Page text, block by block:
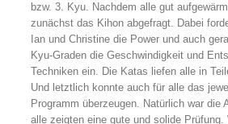
bzw. 3. Kyu. Nachdem alle gut
zunächst das Kihon abgefragt. Dabei
Ian und Christine die Power und auch
Kyu-Graden die Geschwindigkeit und
Techniken ein. Die Katas liefen alle in
Und letztlich konnte auch für alle das
Programm überzeugen. Natürlich war die
alle zeigten eine gute und solide Prüfung.